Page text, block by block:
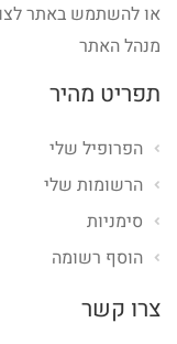
או להשתמש באתר
מנהל האתר
תפריט מהיר
הפרופיל שלי
הרשומות שלי
סימניות
הוסף רשומה
צרו קשר